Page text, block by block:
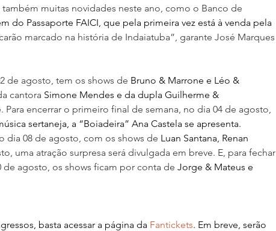
muitas novidades neste ano, como o Banco de
do Passaporte FAICI, que pela primeira vez está à venda pela
marcado na história de Indaiatuba”, garante José Marques
de agosto, tem os shows de Bruno & Marrone e Léo &
cantora Simone Mendes e da dupla Guilherme &
encerrar o primeiro final de semana, no dia 04 de agosto,
sertaneja, a “Boiadeira” Ana Castela se apresenta.
dia 08 de agosto, com os shows de Luan Santana, Renan
uma atração surpresa será divulgada em breve. E, para fechar
agosto, os shows ficam por conta de Jorge & Mateus e
basta acessar a página da Fantickets. Em breve, serão